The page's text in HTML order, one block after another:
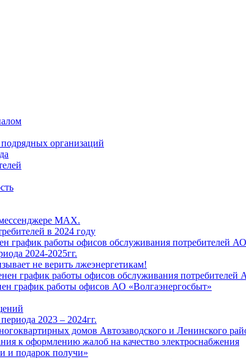
организаций
MAX.
в 2024 году
график работы офисов обслуживания потребителей
2024-2025гг.
не верить лжеэнергетикам!
график работы офисов обслуживания потребителей
график работы офисов АО «Волгаэнергосбыт»
2023 – 2024гг.
домов Автозаводского и Ленинского
к оформлению жалоб на качество электроснабжения
и подарок получи»